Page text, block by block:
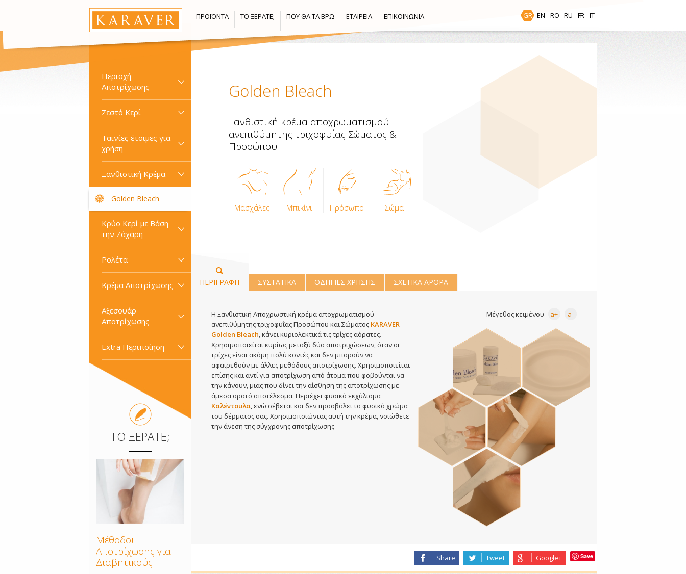
ΠΡΟΪΌΝΤΑ ΤΟ ΞΈΡΑΤΕ; ΠΟΎ ΘΑ ΤΑ ΒΡΩ ΕΤΑΙΡΕΊΑ ΕΠΙΚΟΙΝΩΝΊΑ GR EN RO RU FR IT
Golden Bleach
Ξανθιστική κρέμα αποχρωματισμού
ανεπιθύμητης τριχοφυΐας Σώματος &
Προσώπου
Μασχάλες Μπικίνι Πρόσωπο Σώμα
ΠΕΡΙΓΡΑΦΗ ΣΥΣΤΑΤΙΚΑ ΟΔΗΓΙΕΣ ΧΡΗΣΗΣ ΣΧΕΤΙΚΑ ΑΡΘΡΑ
Μέγεθος κειμένου a+ a-
Η Ξανθιστική Αποχρωστική κρέμα αποχρωματισμού
ανεπιθύμητης τριχοφυΐας Προσώπου και Σώματος KARAVER
Golden Βleach, κάνει κυριολεκτικά τις τρίχες αόρατες.
Χρησιμοποιείται κυρίως μεταξύ δύο αποτριχώσεων, όταν οι
τρίχες είναι ακόμη πολύ κοντές και δεν μπορούν να
αφαιρεθούν με άλλες μεθόδους αποτρίχωσης. Χρησιμοποιείται
επίσης και αντί για αποτρίχωση από άτομα που φοβούνται να
την κάνουν, μιας που δίνει την αίσθηση της αποτρίχωσης με
άμεσα ορατό αποτέλεσμα. Περιέχει φυσικό εκχύλισμα
Καλέντουλα, ενώ σέβεται και δεν προσβάλει το φυσικό χρώμα
του δέρματος σας. Χρησιμοποιώντας αυτή την κρέμα, νοιώθετε
την άνεση της σύγχρονης αποτρίχωσης
Share Tweet Google+ Save
Περιοχή
Αποτρίχωσης
Ζεστό Κερί
Ταινίες έτοιμες για
χρήση
Ξανθιστική Κρέμα
Golden Bleach
Κρύο Κερί με Βάση
την Ζάχαρη
Ρολέτα
Κρέμα Αποτρίχωσης
Αξεσουάρ
Αποτρίχωσης
Extra Περιποίηση
ΤΟ ΞΈΡΑΤΕ;
Μέθοδοι
Αποτρίχωσης για
Διαβητικούς